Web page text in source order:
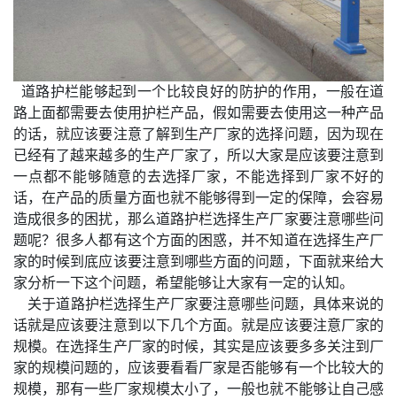
道路护栏能够起到一个比较良好的防护的作用，一般在道
路上面都需要去使用护栏产品，假如需要去使用这一种产品
的话，就应该要注意了解到生产厂家的选择问题，因为现在
已经有了越来越多的生产厂家了，所以大家是应该要注意到
一点都不能够随意的去选择厂家，不能选择到厂家不好的
话，在产品的质量方面也就不能够得到一定的保障，会容易
造成很多的困扰，那么道路护栏选择生产厂家要注意哪些问
题呢？很多人都有这个方面的困惑，并不知道在选择生产厂
家的时候到底应该要注意到哪些方面的问题，下面就来给大
家分析一下这个问题，希望能够让大家有一定的认知。
关于道路护栏选择生产厂家要注意哪些问题，具体来说的
话就是应该要注意到以下几个方面。就是应该要注意厂家的
规模。在选择生产厂家的时候，其实是应该要多多关注到厂
家的规模问题的，应该要看看厂家是否能够有一个比较大的
规模，那有一些厂家规模太小了，一般也就不能够让自己感